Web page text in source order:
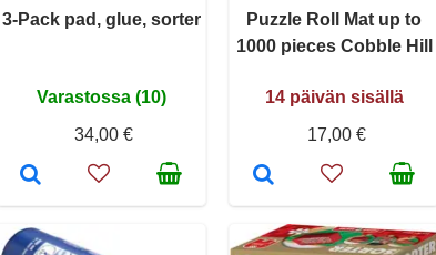
3-Pack pad, glue, sorter
Varastossa (10)
34,00 €
Puzzle Roll Mat up to
1000 pieces Cobble Hill
14 päivän sisällä
17,00 €